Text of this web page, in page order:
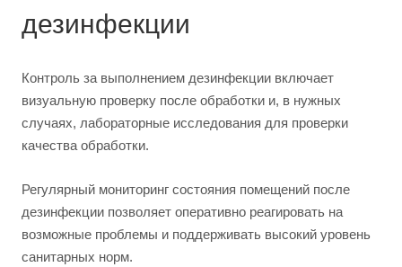
дезинфекции
Контроль за выполнением дезинфекции включает
визуальную проверку после обработки и, в нужных
случаях, лабораторные исследования для проверки
качества обработки.
Регулярный мониторинг состояния помещений после
дезинфекции позволяет оперативно реагировать на
возможные проблемы и поддерживать высокий уровень
санитарных норм.